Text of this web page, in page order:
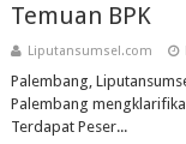
Temuan BPK
Liputansumsel.com
Palembang,
Palembang
Terdapat Peser...